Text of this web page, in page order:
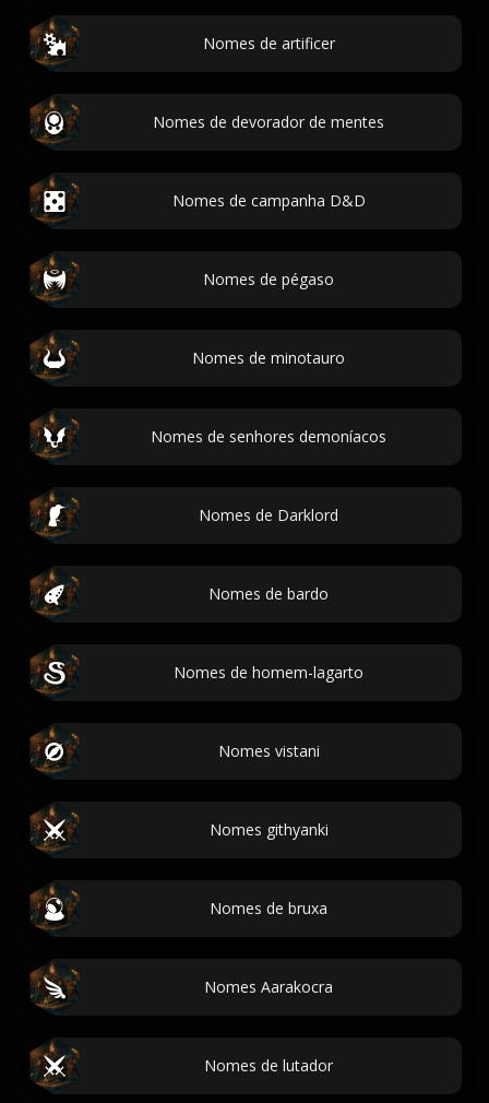
Nomes de artificer
Nomes de devorador de mentes
Nomes de campanha D&D
Nomes de pégaso
Nomes de minotauro
Nomes de senhores demoníacos
Nomes de Darklord
Nomes de bardo
Nomes de homem-lagarto
Nomes vistani
Nomes githyanki
Nomes de bruxa
Nomes Aarakocra
Nomes de lutador